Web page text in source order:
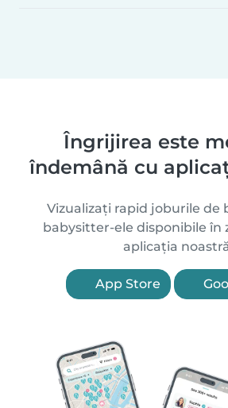
Îngrijirea este
îndemână cu
Vizualizați rapid joburile de
babysitter-ele disponibile în
aplicația
App Store